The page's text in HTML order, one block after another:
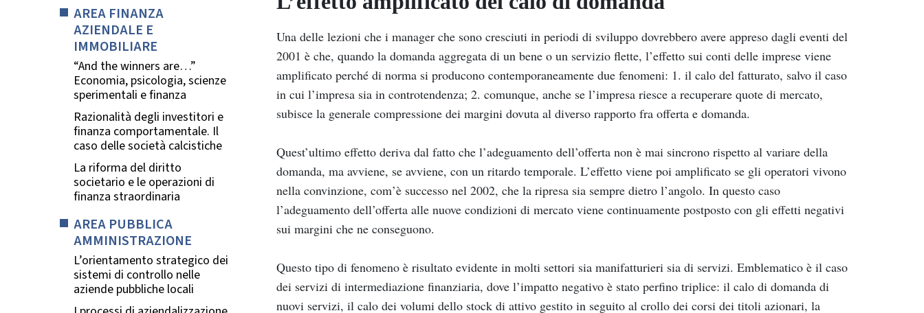
AREA FINANZA
AZIENDALE E
IMMOBILIARE
“And the winners are…”
Economia, psicologia, scienze
sperimentali e finanza
Razionalità degli investitori e
finanza comportamentale. Il
caso delle società calcistiche
La riforma del diritto
societario e le operazioni di
finanza straordinaria
AREA PUBBLICA
AMMINISTRAZIONE
L’orientamento strategico dei
sistemi di controllo nelle
aziende pubbliche locali
Una delle lezioni che i manager che sono cresciuti in periodi di sviluppo dovrebbero avere appreso dagli eventi del
2001 è che, quando la domanda aggregata di un bene o un servizio flette, l’effetto sui conti delle imprese viene
amplificato perché di norma si producono contemporaneamente due fenomeni: 1. il calo del fatturato, salvo il caso
in cui l’impresa sia in controtendenza; 2. comunque, anche se l’impresa riesce a recuperare quote di mercato,
subisce la generale compressione dei margini dovuta al diverso rapporto fra offerta e domanda.
Quest’ultimo effetto deriva dal fatto che l’adeguamento dell’offerta non è mai sincrono rispetto al variare della
domanda, ma avviene, se avviene, con un ritardo temporale. L’effetto viene poi amplificato se gli operatori vivono
nella convinzione, com’è successo nel 2002, che la ripresa sia sempre dietro l’angolo. In questo caso
l’adeguamento dell’offerta alle nuove condizioni di mercato viene continuamente postposto con gli effetti negativi
sui margini che ne conseguono.
Questo tipo di fenomeno è risultato evidente in molti settori sia manifatturieri sia di servizi. Emblematico è il caso
dei servizi di intermediazione finanziaria, dove l’impatto negativo è stato perfino triplice: il calo di domanda di
nuovi servizi, il calo dei volumi dello stock di attivo gestito in seguito al crollo dei corsi dei titoli azionari, la